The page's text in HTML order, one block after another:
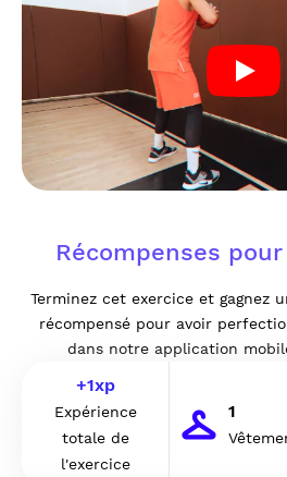
Récompenses
Terminez cet exercice et gagnez
récompensé pour avoir
dans notre application
+1xp
Expérience
totale de
l'exercice
1